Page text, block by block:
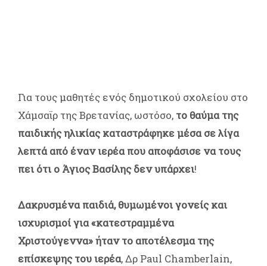
Για τους μαθητές ενός δημοτικού σχολείου στο
Χάμσαϊρ της Βρετανίας, ωστόσο, το θαύμα της
παιδικής ηλικίας καταστράφηκε μέσα σε λίγα
λεπτά από έναν ιερέα που αποφάσισε να τους
πει ότι ο Άγιος Βασίλης δεν υπάρχει!
Δακρυσμένα παιδιά, θυμωμένοι γονείς και
ισχυρισμοί για «κατεστραμμένα
Χριστούγεννα» ήταν το αποτέλεσμα της
επίσκεψης του ιερέα, Δρ Paul Chamberlain,